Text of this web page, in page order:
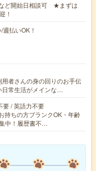
など開始日相談可 ★まずは
！
払いOK！
者さんの身の回りのお手伝
日常生活がメインな…
要 / 英語力不要
持ちの方ブランクOK・年齢
中！履歴書不…